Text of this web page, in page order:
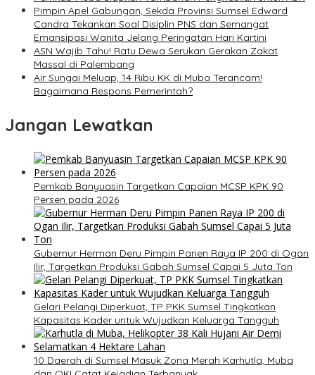
Pimpin Apel Gabungan, Sekda Provinsi Sumsel Edward
Candra Tekankan Soal Disiplin PNS dan Semangat
Emansipasi Wanita Jelang Peringatan Hari Kartini
ASN Wajib Tahu! Ratu Dewa Serukan Gerakan Zakat
Massal di Palembang
Air Sungai Meluap, 14 Ribu KK di Muba Terancam!
Bagaimana Respons Pemerintah?
Jangan Lewatkan
Pemkab Banyuasin Targetkan Capaian MCSP KPK 90
Persen pada 2026
Gubernur Herman Deru Pimpin Panen Raya IP 200 di Ogan
Ilir, Targetkan Produksi Gabah Sumsel Capai 5 Juta Ton
Gelari Pelangi Diperkuat, TP PKK Sumsel Tingkatkan
Kapasitas Kader untuk Wujudkan Keluarga Tangguh
10 Daerah di Sumsel Masuk Zona Merah Karhutla, Muba